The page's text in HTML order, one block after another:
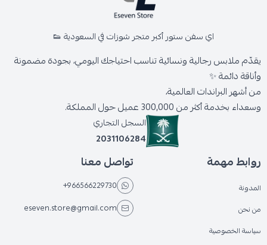
اي سفن ستور أكبر متجر شوزات في السعودية 👟
يقدّم ملابس رجالية ونسائية تناسب احتياجك اليومي، بجودة مضمونة
وأناقة دائمة ✨
من أشهر البراندات العالمية،
وسعداء بخدمة أكثر من 300,000 عميل حول المملكة.
السجل التجاري
2031106284
روابط مهمة
المدونة
من نحن
سياسة الخصوصية
تواصل معنا
+966566229730
eseven.store@gmail.com